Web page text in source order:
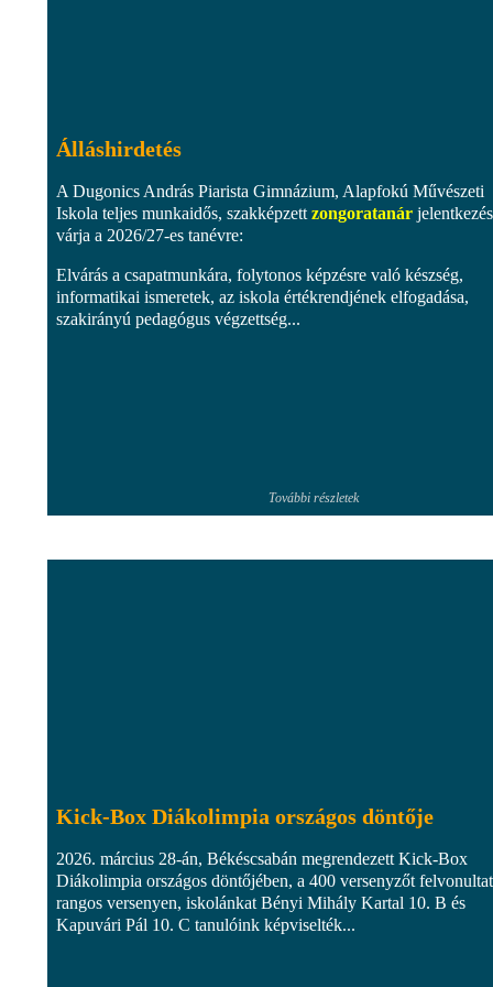
Álláshirdetés
A Dugonics András Piarista Gimnázium, Alapfokú Művészeti
Iskola teljes munkaidős, szakképzett zongoratanár
várja a 2026/27-es tanévre:
Elvárás a csapatmunkára, folytonos képzésre való készség,
informatikai ismeretek, az iskola értékrendjének elfogadása,
szakirányú pedagógus végzettség...
További részletek
Kick-Box Diákolimpia országos döntője
2026. március 28-án, Békéscsabán megrendezett Kick-Box
Diákolimpia országos döntőjében, a 400 versenyzőt
rangos versenyen, iskolánkat Bényi Mihály Kartal 10. B és
Kapuvári Pál 10. C tanulóink képviselték...